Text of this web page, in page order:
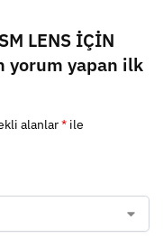
LENS İÇİN
yorum yapan ilk
alanlar* ile